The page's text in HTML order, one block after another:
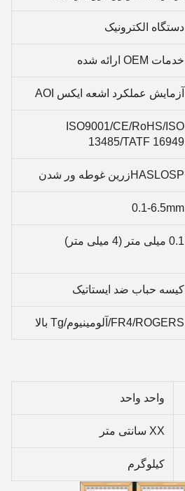
دستگاه الکترونیک
خدمات OEM ارائه شده
آزمایش عملکرد اشعه ایکس AOI
ISO9001/CE/RoHS/ISO
13485/TATF 16949
HASLOSPزرين غوطه ور شدن
0.1-6.5mm
0.1 میلی متر (4 میلی متر)
کیسه حباب ضد ایستاتیک
FR4/ROGERS/آلومینیوم/Tg بالا
واحد واحد
XX سانتی متر
کیلوگرم